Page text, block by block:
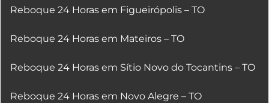
Reboque 24 Horas em Figueirópolis – TO
Reboque 24 Horas em Mateiros – TO
Reboque 24 Horas em Sítio Novo do Tocantins – TO
Reboque 24 Horas em Novo Alegre – TO